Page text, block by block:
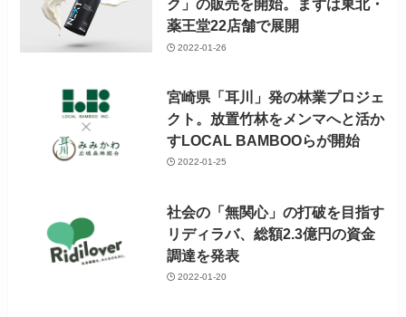
ク」の販売を開始。まずは東北・
薬王堂22店舗で展開
2022-01-26
宮崎県「耳川」発の林業プロジェ
クト。放置竹林をメンマへと活か
すLOCAL BAMBOOらが開始
2022-01-25
社会の「無関心」の打破を目指す
リディラバ、総額2.3億円の資金
調達を発表
2022-01-20